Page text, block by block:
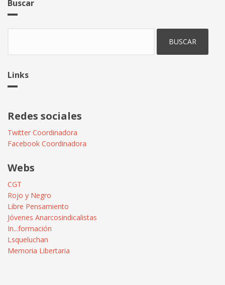
Buscar
Links
Redes sociales
Twitter Coordinadora
Facebook Coordinadora
Webs
CGT
Rojo y Negro
Libre Pensamiento
Jóvenes Anarcosindicalistas
In...formación
Lsqueluchan
Memoria Libertaria